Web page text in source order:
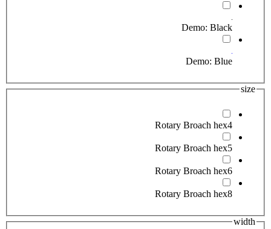
Demo: Black
Demo: Blue
size
Rotary Broach hex4
Rotary Broach hex5
Rotary Broach hex6
Rotary Broach hex8
width